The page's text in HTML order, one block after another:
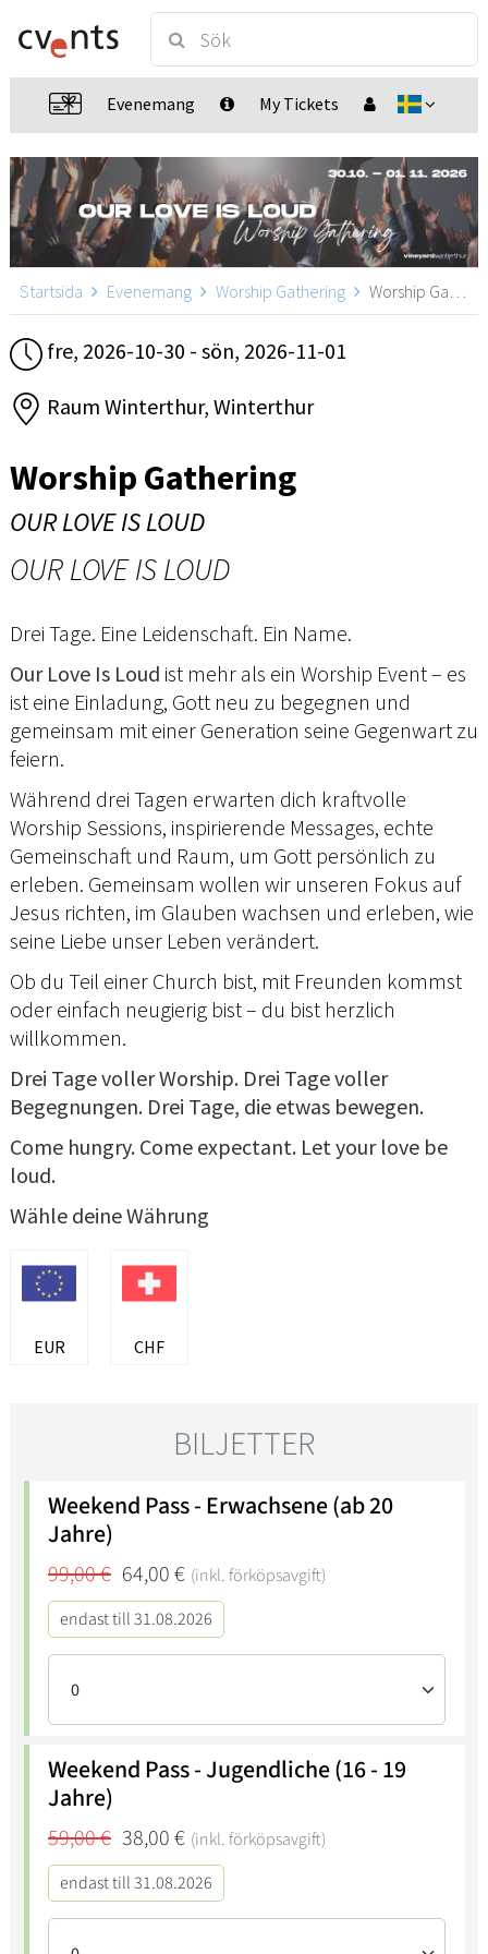
Evenemang My Tickets
Startsida Evenemang Worship Gathering Worship Gathering, Winterthur
fre, 2026-10-30 - sön, 2026-11-01
Raum Winterthur, Winterthur
Worship Gathering
OUR LOVE IS LOUD
OUR LOVE IS LOUD
Drei Tage. Eine Leidenschaft. Ein Name.
Our Love Is Loud ist mehr als ein Worship Event – es
ist eine Einladung, Gott neu zu begegnen und
gemeinsam mit einer Generation seine Gegenwart zu
feiern.
Während drei Tagen erwarten dich kraftvolle
Worship Sessions, inspirierende Messages, echte
Gemeinschaft und Raum, um Gott persönlich zu
erleben. Gemeinsam wollen wir unseren Fokus auf
Jesus richten, im Glauben wachsen und erleben, wie
seine Liebe unser Leben verändert.
Ob du Teil einer Church bist, mit Freunden kommst
oder einfach neugierig bist – du bist herzlich
willkommen.
Drei Tage voller Worship. Drei Tage voller
Begegnungen. Drei Tage, die etwas bewegen.
Come hungry. Come expectant. Let your love be
loud.
Wähle deine Währung
EUR CHF